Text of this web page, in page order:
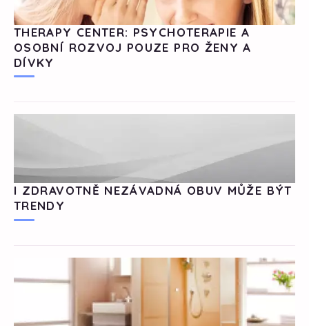
THERAPY CENTER: PSYCHOTERAPIE A
OSOBNÍ ROZVOJ POUZE PRO ŽENY A
DÍVKY
I ZDRAVOTNĚ NEZÁVADNÁ OBUV MŮŽE BÝT
TRENDY